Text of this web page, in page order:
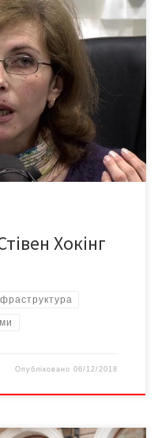
фізичні вади не є
– у здорових країнах з
потребами. І в нас є
гідно «тримають
владі, […]
Хокінг
Опубліковано06/12/2018